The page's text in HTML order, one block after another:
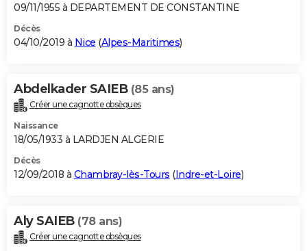
09/11/1955 à DEPARTEMENT DE CONSTANTINE
Décès
04/10/2019 à Nice (Alpes-Maritimes)
Abdelkader SAIEB (85 ans)
Créer une cagnotte obsèques
Naissance
18/05/1933 à LARDJEN ALGERIE
Décès
12/09/2018 à Chambray-lès-Tours (Indre-et-Loire)
Aly SAIEB (78 ans)
Créer une cagnotte obsèques